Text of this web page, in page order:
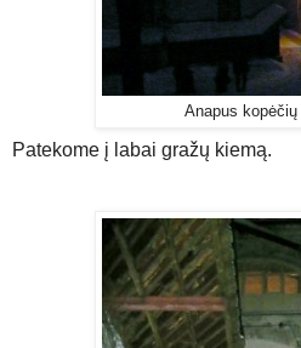
Anapus kopėčių
Patekome į labai gražų kiemą.